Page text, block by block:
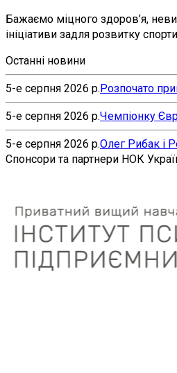
Бажаємо міцного здоров’я,
ініціативи задля розвитку
Останні новини
5-е серпня 2026 р.Розпочато
5-е серпня 2026 р.Чемпіонку
5-е серпня 2026 р.Олег Рибак і
Спонсори та партнери НОК